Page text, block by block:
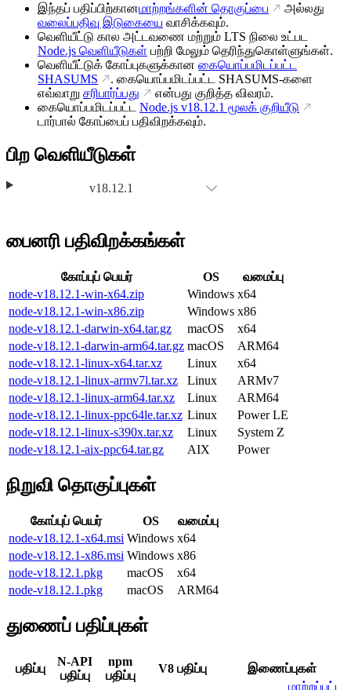
இந்தப் பதிப்பிற்கானமாற்றங்களின் தொகுப்பை
அல்லது
வலைப்பதிவு இடுகையை வாசிக்கவும்.
வெளியீட்டு கால அட்டவணை மற்றும் LTS நிலை உட்பட
Node.js வெளியீடுகள் பற்றி மேலும் தெரிந்துகொள்ளுங்கள்.
வெளியீட்டுக் கோப்புகளுக்கான கையொப்பமிடப்பட்ட
SHASUMS
. கையொப்பமிடப்பட்ட SHASUMS-களை
எவ்வாறு சரிபார்ப்பது
என்பது குறித்த விவரம்.
கையொப்பமிடப்பட்ட Node.js v18.12.1 மூலக் குறியீடு
டார்பால் கோப்பைப் பதிவிறக்கவும்.
பிற வெளியீடுகள்
v18.12.1
பைனரி பதிவிறக்கங்கள்
கோப்புப் பெயர் OS
வமைப்பு
node-v18.12.1-win-x64.zip
Windows x64
node-v18.12.1-win-x86.zip
Windows x86
node-v18.12.1-darwin-x64.tar.gz
macOS
x64
node-v18.12.1-darwin-arm64.tar.gz macOS
ARM64
node-v18.12.1-linux-x64.tar.xz
Linux
x64
node-v18.12.1-linux-armv7l.tar.xz
Linux
ARMv7
node-v18.12.1-linux-arm64.tar.xz
Linux
ARM64
node-v18.12.1-linux-ppc64le.tar.xz Linux
Power LE
node-v18.12.1-linux-s390x.tar.xz
Linux
System Z
node-v18.12.1-aix-ppc64.tar.gz
AIX Power
நிறுவி தொகுப்புகள்
கோப்புப் பெயர் OS
வமைப்பு
node-v18.12.1-x64.msi Windows x64
node-v18.12.1-x86.msi Windows x86
node-v18.12.1.pkg
macOS
x64
node-v18.12.1.pkg
macOS ARM64
துணைப் பதிப்புகள்
பதிப்பு
N-API
பதிப்பு
npm
பதிப்பு
V8 பதிப்பு இணைப்புகள்
மாற்றப்பட்ட